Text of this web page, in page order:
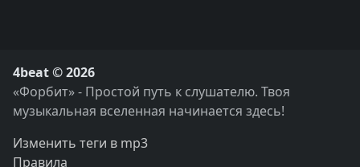
4beat © 2026
«Форбит» - Простой путь к слушателю. Твоя
музыкальная вселенная начинается здесь!
Изменить теги в mp3
Правила